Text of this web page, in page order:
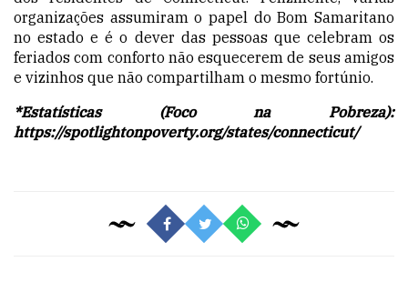
organizações assumiram o papel do Bom Samaritano
no estado e é o dever das pessoas que celebram os
feriados com conforto não esquecerem de seus amigos
e vizinhos que não compartilham o mesmo fortúnio.
*Estatísticas (Foco na Pobreza):
https://spotlightonpoverty.org/states/connecticut/